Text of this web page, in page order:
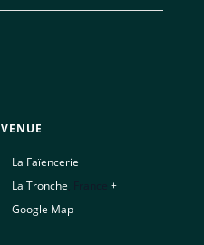
VENUE
La Faïencerie
La Tronche
+
Google Map